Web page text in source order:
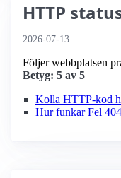
HTTP
2026-07-13
Följer webbplatsen
Betyg: 5 av 5
Kolla HTTP-kod
Hur funkar Fel